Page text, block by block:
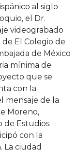
al siglo
el Dr.
videograbado
de El Colegio de
de México
mínima de
que se
con la
mensaje de la
Moreno,
de Estudios
con la
La ciudad